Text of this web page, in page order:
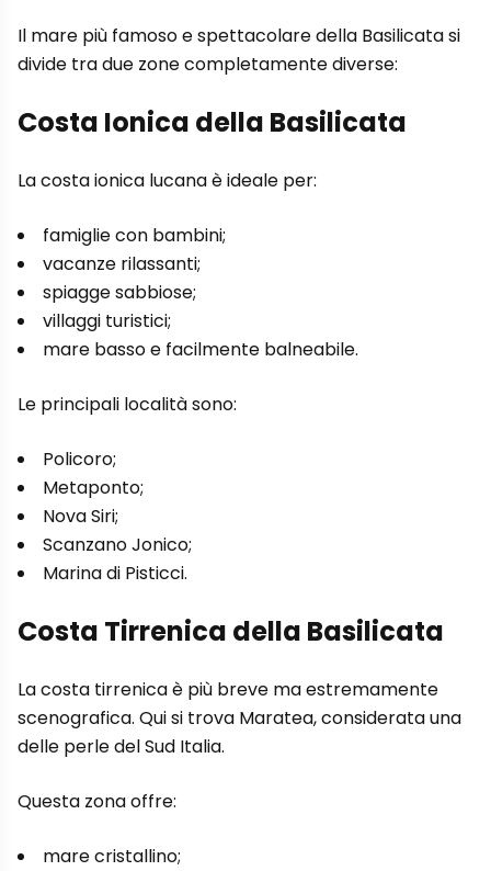
Il mare più famoso e spettacolare della Basilicata si
divide tra due zone completamente diverse:
Costa Ionica della Basilicata
La costa ionica lucana è ideale per:
famiglie con bambini;
vacanze rilassanti;
spiagge sabbiose;
villaggi turistici;
mare basso e facilmente balneabile.
Le principali località sono:
Policoro;
Metaponto;
Nova Siri;
Scanzano Jonico;
Marina di Pisticci.
Costa Tirrenica della Basilicata
La costa tirrenica è più breve ma estremamente
scenografica. Qui si trova Maratea, considerata una
delle perle del Sud Italia.
Questa zona offre:
mare cristallino;